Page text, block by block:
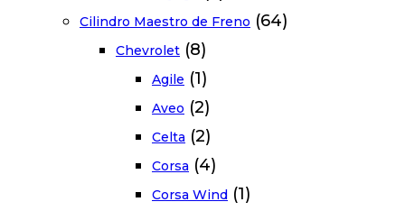
Cilindro Maestro de Freno (64)
Chevrolet (8)
Agile (1)
Aveo (2)
Celta (2)
Corsa (4)
Corsa Wind (1)